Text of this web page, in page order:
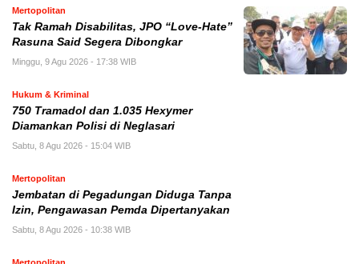
Mertopolitan
Tak Ramah Disabilitas, JPO “Love-Hate”
Rasuna Said Segera Dibongkar
Minggu, 9 Agu 2026 - 17:38 WIB
Hukum & Kriminal
750 Tramadol dan 1.035 Hexymer
Diamankan Polisi di Neglasari
Sabtu, 8 Agu 2026 - 15:04 WIB
Mertopolitan
Jembatan di Pegadungan Diduga Tanpa
Izin, Pengawasan Pemda Dipertanyakan
Sabtu, 8 Agu 2026 - 10:38 WIB